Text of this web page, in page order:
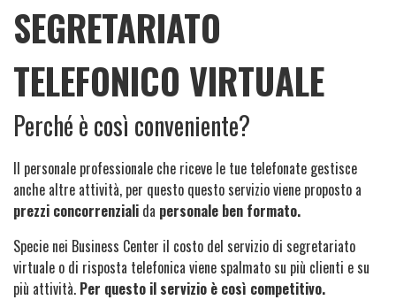
SEGRETARIATO
TELEFONICO VIRTUALE
Perché è così conveniente?
Il personale professionale che riceve le tue telefonate gestisce
anche altre attività, per questo questo servizio viene proposto a
prezzi concorrenziali da personale ben formato.
Specie nei Business Center il costo del servizio di segretariato
virtuale o di risposta telefonica viene spalmato su più clienti e su
più attività. Per questo il servizio è così competitivo.